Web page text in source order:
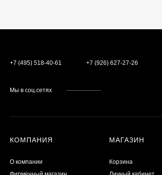
+7 (495) 518-40-61 +7 (926) 627-27-26
Мы в соц.сетях
КОМПАНИЯ
О компании
МАГАЗИН
Корзина